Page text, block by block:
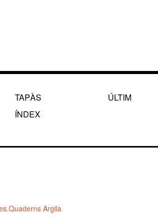
TAPÀS
ÍNDEX
ÚLTIM
,Quaderns Argila